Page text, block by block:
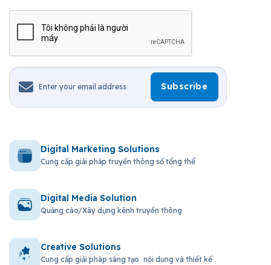
Digital Marketing Solutions
Cung cấp giải phảp truyền thông số tổng thể
Digital Media Solution
Quảng cáo/Xây dựng kênh truyền thông
Creative Solutions
Cung cấp giải pháp sáng tạo nội dung và thiết kế